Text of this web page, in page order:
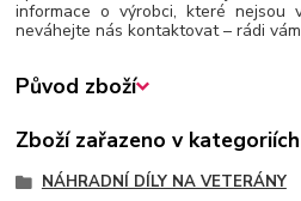
informace o výrobci, které nejsou
neváhejte nás kontaktovat – rádi
Původ zboží
Zboží zařazeno v kategoriích
NÁHRADNÍ DÍLY NA VETERÁNY